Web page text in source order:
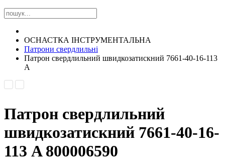
ОСНАСТКА ІНСТРУМЕНТАЛЬНА
Патрони свердлильні
Патрон свердлильний швидкозатискний 7661-40-16-113
A
Патрон свердлильний
швидкозатискний 7661-40-16-
113 A 800006590